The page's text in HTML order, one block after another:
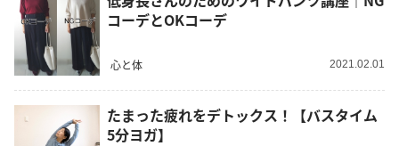
コーデとOKコーデ
心と体 2021.02.01
たまった疲れをデトックス！【バスタイム
5分ヨガ】